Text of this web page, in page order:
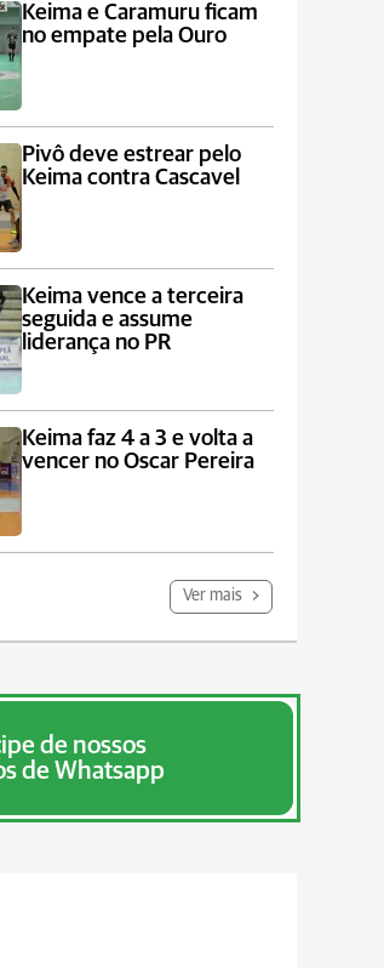
Keima e Caramuru ficam
no empate pela Ouro
Pivô deve estrear pelo
Keima contra Cascavel
Keima vence a terceira
seguida e assume
liderança no PR
Keima faz 4 a 3 e volta a
vencer no Oscar Pereira
Ver mais
de nossos
de Whatsapp